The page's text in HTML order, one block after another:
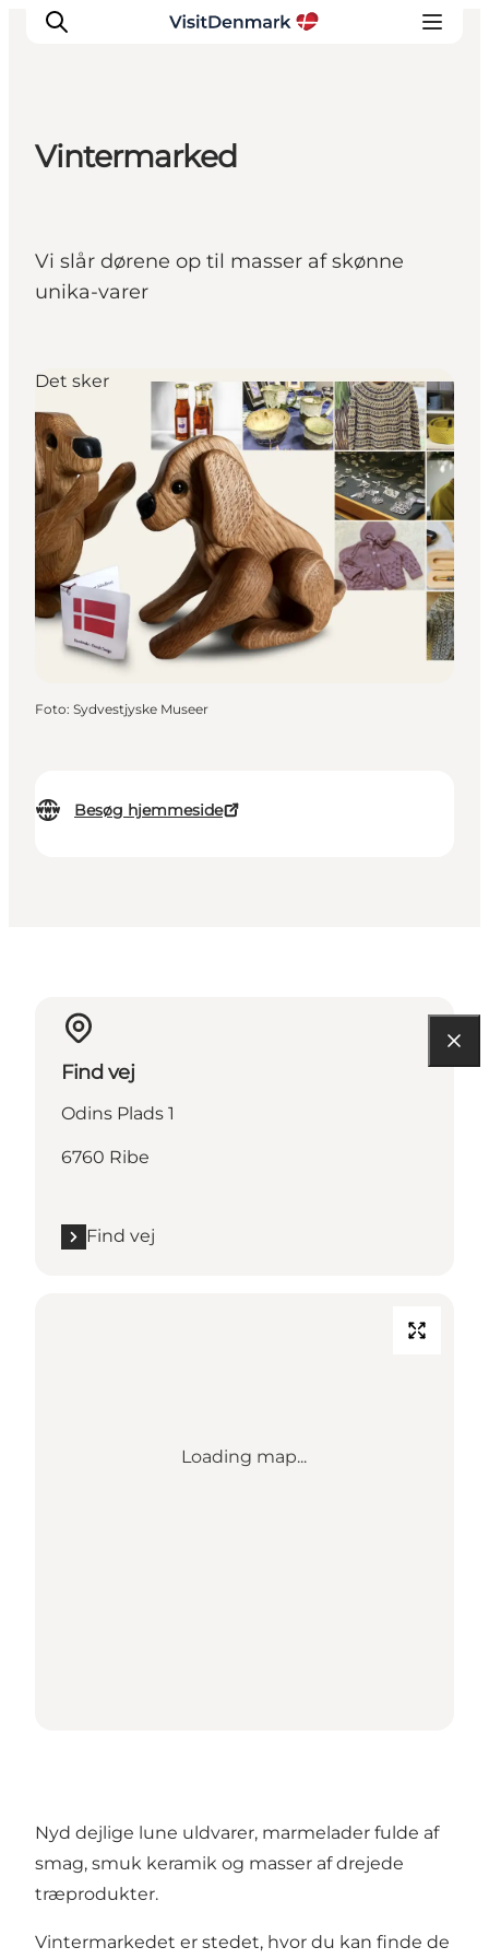
Oplevelser
Overnatning
Vintermarked
Vi slår dørene op til masser af skønne
unika-varer
Besøg hjemmeside
Det sker
Foto: Sydvestjyske Museer
Find vej
Odins Plads 1
6760 Ribe
Find vej
Loading map...
Nyd dejlige lune uldvarer, marmelader fulde af
smag, smuk keramik og masser af drejede
træprodukter.
Vintermarkedet er stedet, hvor du kan finde de